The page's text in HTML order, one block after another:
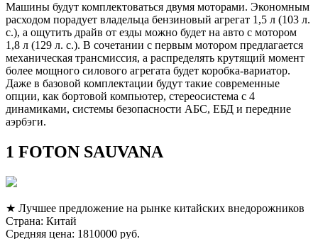
Машины будут комплектоваться двумя моторами. Экономным
расходом порадует владельца бензиновый агрегат 1,5 л (103 л.
с.), а ощутить драйв от езды можно будет на авто с мотором
1,8 л (129 л. с.). В сочетании с первым мотором предлагается
механическая трансмиссия, а распределять крутящий момент
более мощного силового агрегата будет коробка-вариатор.
Даже в базовой комплектации будут такие современные
опции, как бортовой компьютер, стереосистема с 4
динамиками, системы безопасности АБС, ЕБД и передние
аэрбэги.
1 FOTON SAUVANA
★ Лучшее предложение на рынке китайских внедорожников
Страна: Китай
Средняя цена: 1810000 руб.